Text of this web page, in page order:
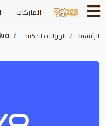
الماركات
الرئيسية الهواتف الذكيه